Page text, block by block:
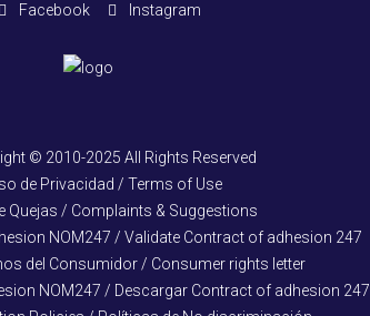
Facebook Instagram
© 2010-2025 All Rights Reserved
de Privacidad / Terms of Use
Quejas / Complaints & Suggestions
NOM247 / Validate Contract of adhesion 247
del Consumidor / Consumer rights letter
NOM247 / Descargar Contract of adhesion 247